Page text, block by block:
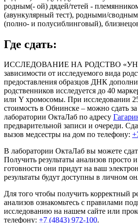
родным(- ой) дядей/тетей -
(авункулярный тест), родными/
(полно- и полусиблинговый),
Где сдать:
ИССЛЕДОВАНИЕ НА РОДСТВО
зависимости от исследуемого вида
предоставления образцов ДНК
родственников исследуется до 40
или Y хромосомы. При исследовании
стоимость в Обнинске – можно сдать
лаборатории ОктаЛаб по адресу
предварительной записи и очереди.
вызов медсестры на дом по телефону:
В лаборатории ОктаЛаб вы можете
Получить результаты анализов просто
готовности они придут на ваш
результаты будут доступны в личном
Для того чтобы получить корректный
анализов ознакомьтесь с правилами
исследованию на нашем сайте или
телефону: +7 (4843) 972-100.